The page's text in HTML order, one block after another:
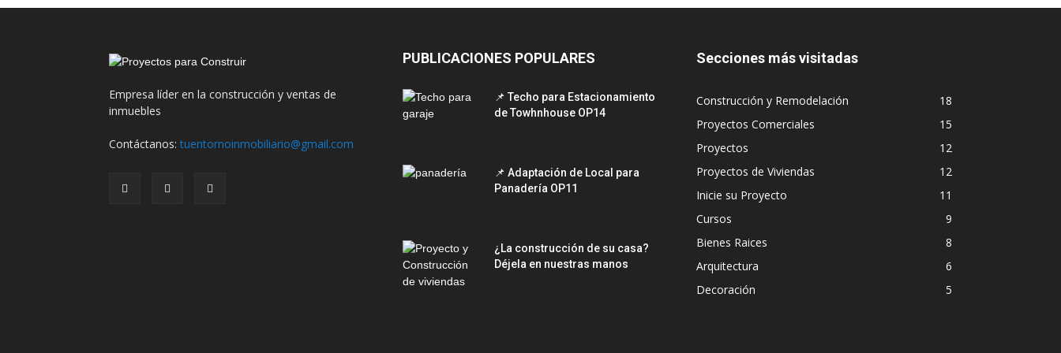
Empresa líder en la construcción y ventas de
inmuebles
Contáctanos:tuentornoinmobiliario@gmail.com
PUBLICACIONES POPULARES
📌 Techo para Estacionamiento
de Towhnhouse OP14
📌 Adaptación de Local para
Panadería OP11
¿La construcción de su casa?
Déjela en nuestras manos
Secciones más visitadas
Construcción y Remodelación
18
Proyectos Comerciales
15
Proyectos
12
Proyectos de Viviendas
12
Inicie su Proyecto
11
Cursos
9
Bienes Raices
8
Arquitectura
6
Decoración
5